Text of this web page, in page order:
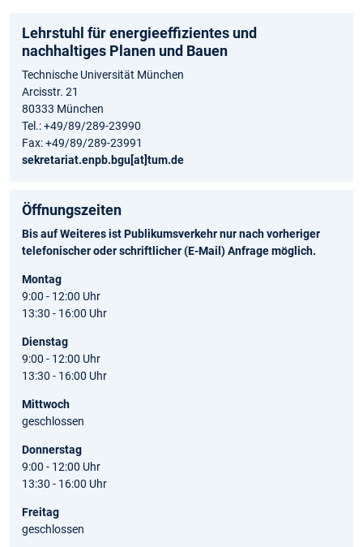
Lehrstuhl für energieeffizientes und
nachhaltiges Planen und Bauen
Technische Universität München
Arcisstr. 21
80333 München
Tel.: +49/89/289-23990
Fax: +49/89/289-23991
sekretariat.enpb.bgu[at]tum.de
Öffnungszeiten
Bis auf Weiteres ist Publikumsverkehr nur nach vorheriger
telefonischer oder schriftlicher (E-Mail) Anfrage möglich.
Montag
9:00 - 12:00 Uhr
13:30 - 16:00 Uhr
Dienstag
9:00 - 12:00 Uhr
13:30 - 16:00 Uhr
Mittwoch
geschlossen
Donnerstag
9:00 - 12:00 Uhr
13:30 - 16:00 Uhr
Freitag
geschlossen